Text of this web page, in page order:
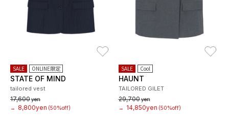
SALE ONLINE限定
STATE OF MIND
tailored vest
17,600yen
→
8,800yen (50%off)
SALE Cool
HAUNT
TAILORED GILET
29,700yen
→
14,850yen (50%off)